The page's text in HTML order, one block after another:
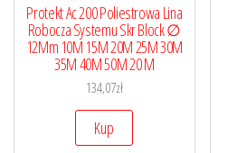
Protekt Ac 200 Poliestrowa Lina
Robocza Systemu Skr Block ∅
12Mm 10M 15M 20M 25M 30M
35M 40M 50M 20 M
134,07zł
Kup